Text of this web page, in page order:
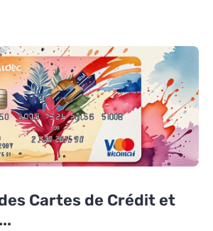
Cartes de Crédit et